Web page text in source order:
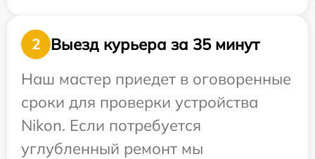
2
Выезд курьера за 35 минут
Наш мастер приедет в оговоренные
сроки для проверки устройства
Nikon. Если потребуется
углубленный ремонт мы